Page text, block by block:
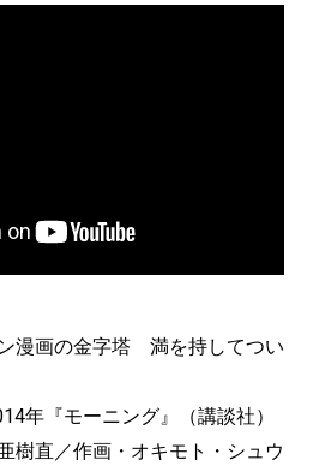
漫画の金字塔 満を持してつい
年『モーニング』（講談社）
樹直／作画・オキモト・シュウ